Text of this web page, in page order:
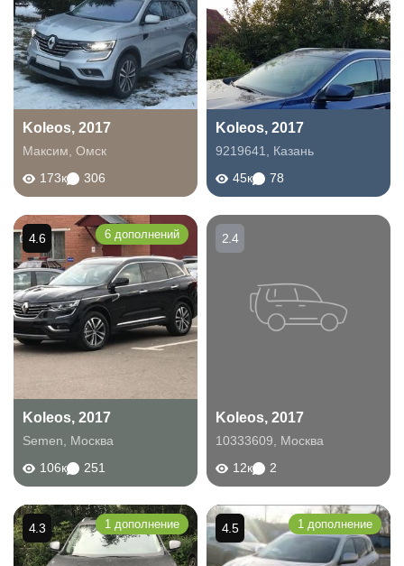
Koleos, 2017
Максим Омск
173к
306
Koleos, 2017
9219641
Казань
45к
78
Koleos, 2017
Semen
Москва
106к
251
4.6 6 дополнений
Koleos, 2017
10333609
Москва
12к
2
2.4
4.3 1 дополнение 4.5 1 дополнение